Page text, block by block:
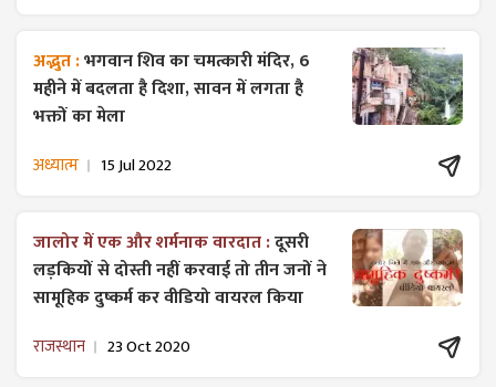
अद्भुत :भगवान शिव का चमत्कारी मंदिर, 6
महीने में बदलता है दिशा, सावन में लगता है
भक्तों का मेला
अध्यात्म 15 Jul 2022
जालोर में एक और शर्मनाक वारदात :दूसरी
लड़कियों से दोस्ती नहीं करवाई तो तीन जनों ने
सामूहिक दुष्कर्म कर वीडियो वायरल किया
राजस्थान 23 Oct 2020